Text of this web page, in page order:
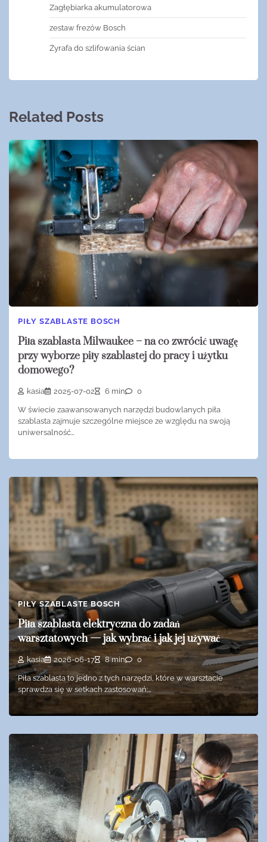
Zagłębiarka akumulatorowa
zestaw frezów Bosch
Żyrafa do szlifowania ścian
Related Posts
PIŁY SZABLASTE BOSCH
Piła szablasta Milwaukee – na co zwrócić uwagę
przy wyborze piły szablastej do pracy i użytku
domowego?
kasia 2025-07-02 6 min 0
W świecie zaawansowanych narzędzi budowlanych piła
szablasta zajmuje szczególne miejsce ze względu na swoją
uniwersalność…
PIŁY SZABLASTE BOSCH
Piła szablasta elektryczna do zadań
warsztatowych — jak wybrać i jak jej używać
kasia 2026-06-17 8 min 0
Piła szablasta to jedno z tych narzędzi, które w warsztacie
sprawdza się w setkach zastosowań:…